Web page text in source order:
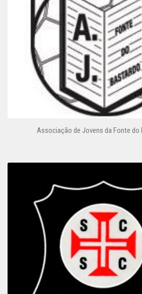
Associação de Jovens da Fonte do